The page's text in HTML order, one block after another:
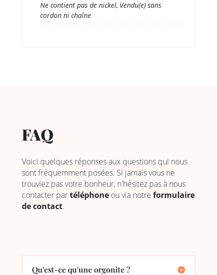
Ne contient pas de nickel, Vendu(e) sans
cordon ni chaîne
FAQ
Voici quelques réponses aux questions qui nous
sont fréquemment posées. Si jamais vous ne
trouviez pas votre bonheur, n'hésitez pas à nous
contacter partéléphoneou via notre formulaire
de contact.
Qu'est-ce qu'une orgonite ?